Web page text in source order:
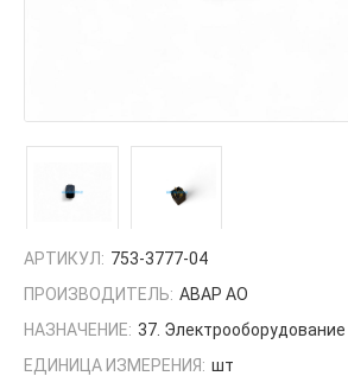
АРТИКУЛ: 753-3777-04
ПРОИЗВОДИТЕЛЬ: АВАР АО
НАЗНАЧЕНИЕ: 37. Электрооборудование
ЕДИНИЦА ИЗМЕРЕНИЯ: шт